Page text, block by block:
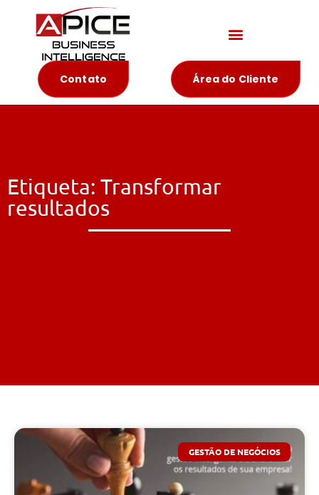
Contato Área do Cliente
Etiqueta: Transformar
resultados
GESTÃO DE NEGÓCIOS